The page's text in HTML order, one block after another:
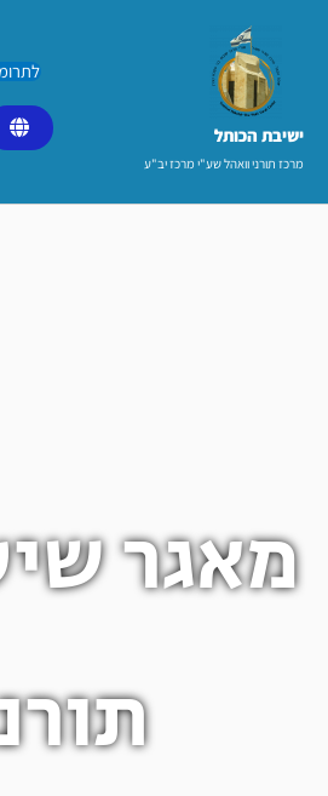
ישיבת הכותל​
מרכז תורני וואהל שע"י מרכז יב"ע
מאגר